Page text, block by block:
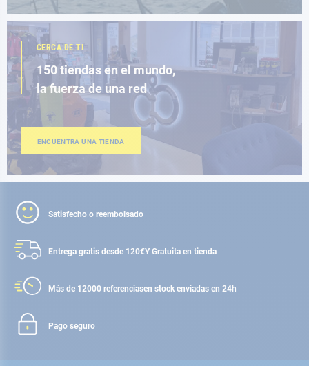
CERCA DE TI
150 tiendas en el mundo,
la fuerza de una red
ENCUENTRA UNA TIENDA
Satisfecho o reembolsado
Entrega gratis desde 120€Y Gratuita en tienda
Más de 12000 referenciasen stock enviadas en 24h
Pago seguro